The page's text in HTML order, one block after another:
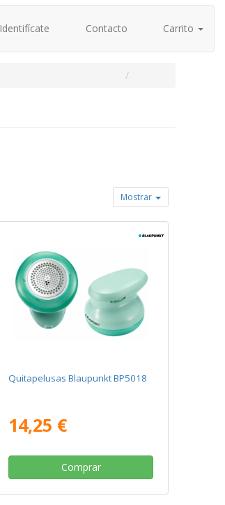
Identifícate Contacto Carrito
Mostrar
Quitapelusas Blaupunkt BP5018
14,25 €
Comprar